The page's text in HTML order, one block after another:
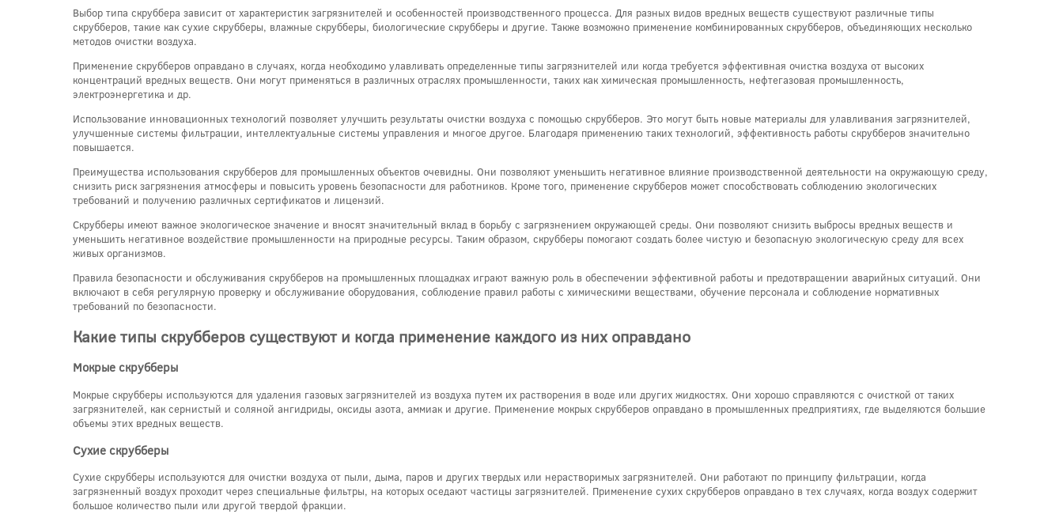
Выбор типа скруббера зависит от характеристик загрязнителей и особенностей производственного процесса. Для разных видов вредных веществ существуют различные типы
скрубберов, такие как сухие скрубберы, влажные скрубберы, биологические скрубберы и другие. Также возможно применение комбинированных скрубберов, объединяющих несколько
методов очистки воздуха.
Применение скрубберов оправдано в случаях, когда необходимо улавливать определенные типы загрязнителей или когда требуется эффективная очистка воздуха от высоких
концентраций вредных веществ. Они могут применяться в различных отраслях промышленности, таких как химическая промышленность, нефтегазовая промышленность,
электроэнергетика и др.
Использование инновационных технологий позволяет улучшить результаты очистки воздуха с помощью скрубберов. Это могут быть новые материалы для улавливания загрязнителей,
улучшенные системы фильтрации, интеллектуальные системы управления и многое другое. Благодаря применению таких технологий, эффективность работы скрубберов значительно
повышается.
Преимущества использования скрубберов для промышленных объектов очевидны. Они позволяют уменьшить негативное влияние производственной деятельности на окружающую среду,
снизить риск загрязнения атмосферы и повысить уровень безопасности для работников. Кроме того, применение скрубберов может способствовать соблюдению экологических
требований и получению различных сертификатов и лицензий.
Скрубберы имеют важное экологическое значение и вносят значительный вклад в борьбу с загрязнением окружающей среды. Они позволяют снизить выбросы вредных веществ и
уменьшить негативное воздействие промышленности на природные ресурсы. Таким образом, скрубберы помогают создать более чистую и безопасную экологическую среду для всех
живых организмов.
Правила безопасности и обслуживания скрубберов на промышленных площадках играют важную роль в обеспечении эффективной работы и предотвращении аварийных ситуаций. Они
включают в себя регулярную проверку и обслуживание оборудования, соблюдение правил работы с химическими веществами, обучение персонала и соблюдение нормативных
требований по безопасности.
Какие типы скрубберов существуют и когда применение каждого из них оправдано
Мокрые скрубберы
Мокрые скрубберы используются для удаления газовых загрязнителей из воздуха путем их растворения в воде или других жидкостях. Они хорошо справляются с очисткой от таких
загрязнителей, как сернистый и соляной ангидриды, оксиды азота, аммиак и другие. Применение мокрых скрубберов оправдано в промышленных предприятиях, где выделяются большие
объемы этих вредных веществ.
Сухие скрубберы
Сухие скрубберы используются для очистки воздуха от пыли, дыма, паров и других твердых или нерастворимых загрязнителей. Они работают по принципу фильтрации, когда
загрязненный воздух проходит через специальные фильтры, на которых оседают частицы загрязнителей. Применение сухих скрубберов оправдано в тех случаях, когда воздух содержит
большое количество пыли или другой твердой фракции.